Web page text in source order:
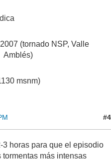
(tornado NSP, Valle
Amblés)
msnm)
#4
3 horas para que el episodio
más intensas